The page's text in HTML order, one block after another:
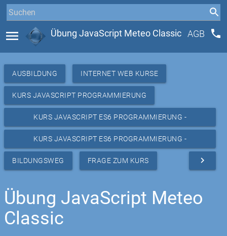
menu Übung JavaScript Meteo Classic AGB phone
AUSBILDUNG INTERNET WEB KURSE
KURS JAVASCRIPT PROGRAMMIERUNG
KURS JAVASCRIPT ES6 PROGRAMMIERUNG -
RESSOURCEN
KURS JAVASCRIPT ES6 PROGRAMMIERUNG -
REPETITION METEO
BILDUNGSWEG FRAGE ZUM KURS navigate_next
Übung JavaScript Meteo
Classic